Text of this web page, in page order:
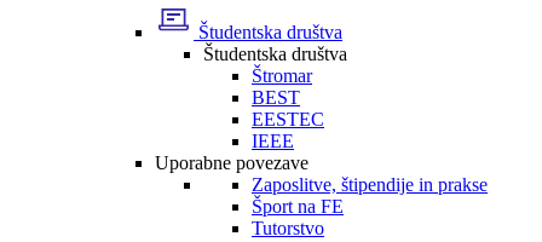
Študentska društva
Študentska društva
Štromar
BEST
EESTEC
IEEE
Uporabne povezave
Zaposlitve, štipendije in prakse
Šport na FE
Tutorstvo